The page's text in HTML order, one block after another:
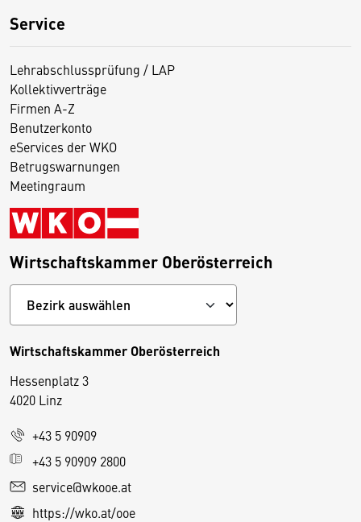
Service
Lehrabschlussprüfung / LAP
Kollektivverträge
Firmen A-Z
Benutzerkonto
eServices der WKO
Betrugswarnungen
Meetingraum
Wirtschaftskammer Oberösterreich
Wirtschaftskammer Oberösterreich
Hessenplatz 3
4020 Linz
+43 5 90909
+43 5 90909 2800
service@wkooe.at
https://wko.at/ooe
D
e
s